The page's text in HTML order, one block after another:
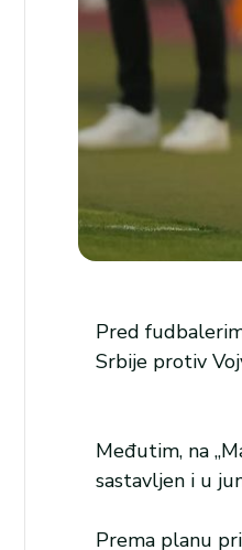
Pred
Srbije protiv
Međutim, na
sastavljen i u
Prema planu